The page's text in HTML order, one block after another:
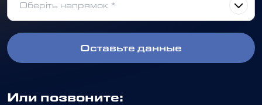
Оставьте данные
Или позвоните: